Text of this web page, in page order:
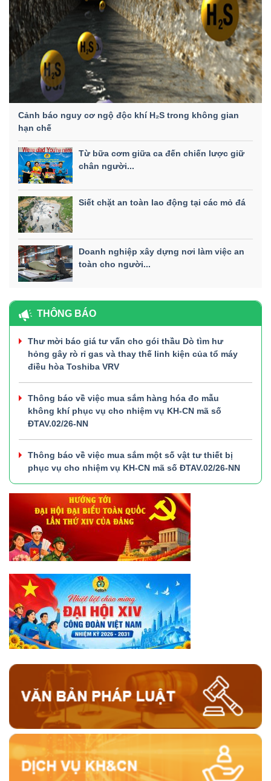
Cảnh báo nguy cơ ngộ độc khí H₂S trong không gian
hạn chế
Từ bữa cơm giữa ca đến chiến lược giữ
chân người...
Siết chặt an toàn lao động tại các mỏ đá
Doanh nghiệp xây dựng nơi làm việc an
toàn cho người...
THÔNG BÁO
Thư mời báo giá tư vấn cho gói thầu Dò tìm hư
hỏng gây rò rỉ gas và thay thế linh kiện của tổ máy
điều hòa Toshiba VRV
Thông báo về việc mua sắm hàng hóa đo mẫu
không khí phục vụ cho nhiệm vụ KH-CN mã số
ĐTAV.02/26-NN
Thông báo về việc mua sắm một số vật tư thiết bị
phục vụ cho nhiệm vụ KH-CN mã số ĐTAV.02/26-NN